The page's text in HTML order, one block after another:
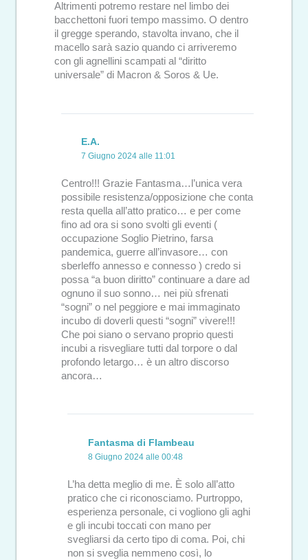
Altrimenti potremo restare nel limbo dei
bacchettoni fuori tempo massimo. O dentro
il gregge sperando, stavolta invano, che il
macello sarà sazio quando ci arriveremo
con gli agnellini scampati al “diritto
universale” di Macron & Soros & Ue.
E.A.
7 Giugno 2024 alle 11:01
Centro!!! Grazie Fantasma…l’unica vera
possibile resistenza/opposizione che conta
resta quella all’atto pratico… e per come
fino ad ora si sono svolti gli eventi (
occupazione Soglio Pietrino, farsa
pandemica, guerre all’invasore… con
sberleffo annesso e connesso ) credo si
possa “a buon diritto” continuare a dare ad
ognuno il suo sonno… nei più sfrenati
“sogni” o nel peggiore e mai immaginato
incubo di doverli questi “sogni” vivere!!!
Che poi siano o servano proprio questi
incubi a risvegliare tutti dal torpore o dal
profondo letargo… è un altro discorso
ancora…
Fantasma di Flambeau
8 Giugno 2024 alle 00:48
L’ha detta meglio di me. È solo all’atto
pratico che ci riconosciamo. Purtroppo,
esperienza personale, ci vogliono gli aghi
e gli incubi toccati con mano per
svegliarsi da certo tipo di coma. Poi, chi
non si sveglia nemmeno così, lo